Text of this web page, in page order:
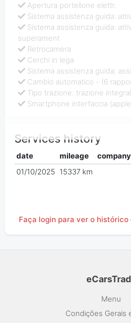
Apertura portellone elettr.
Sistema assistenza guida:
Sistema assistenza guida:
superament
Retrocamera
Cerchi in lega
Sistema assistenza guida:
Cambio automatico - (6
Tipo trazione: trazione
Smartphone interfaccia
Services history
date mileage company
01/10/2025 15337 km
Faça login para ver o
Menu
Condições Gerais